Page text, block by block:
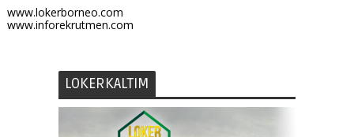
www.lokerborneo.com
www.inforekrutmen.com
LOKERKALTIM